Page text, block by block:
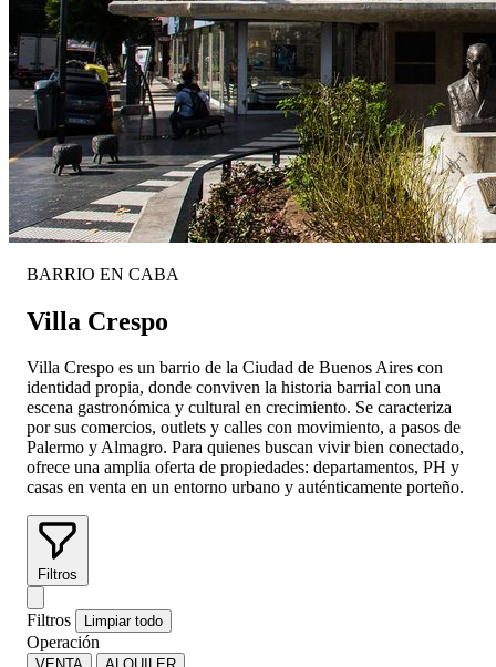
BARRIO EN CABA
Villa Crespo
Villa Crespo es un barrio de la Ciudad de Buenos Aires con
identidad propia, donde conviven la historia barrial con una
escena gastronómica y cultural en crecimiento. Se caracteriza
por sus comercios, outlets y calles con movimiento, a pasos de
Palermo y Almagro. Para quienes buscan vivir bien conectado,
ofrece una amplia oferta de propiedades: departamentos, PH y
casas en venta en un entorno urbano y auténticamente porteño.
Filtros
Filtros Limpiar todo
Operación